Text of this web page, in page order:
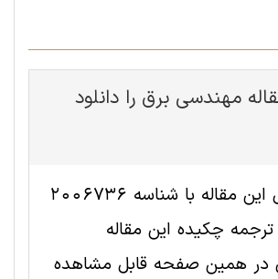
مهندسی برق را دانلود
فایل انگلیسی این مقاله با شناسه 2006736
چکیده این مقاله
در همین صفحه قابل مشاهده